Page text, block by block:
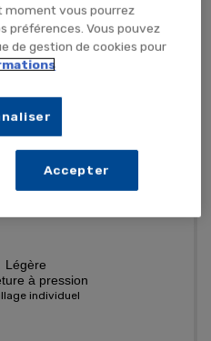
zoomer
5,90 € HT
AU PANIER
Légère
à pression
individuel
moment vous pourrez
préférences. Vous pouvez
de gestion de cookies pour
Accepter